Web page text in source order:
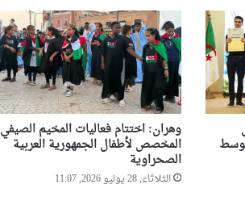
انطلاق الطبعة التاسعة من حملة
التنظيف الكبرى عبر مختلف
مقاطعات العاصمة
وهران: اختتام فعاليات المخيم الصيفي
المخصص لأطفال الجمهورية العربية
الصحراوية
الثلاثاء, 28 يوليو 2026, 11:07